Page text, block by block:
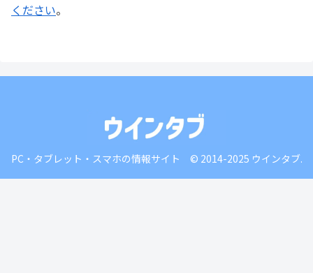
ください。
PC・タブレット・スマホの情報サイト © 2014-2025 ウインタブ.